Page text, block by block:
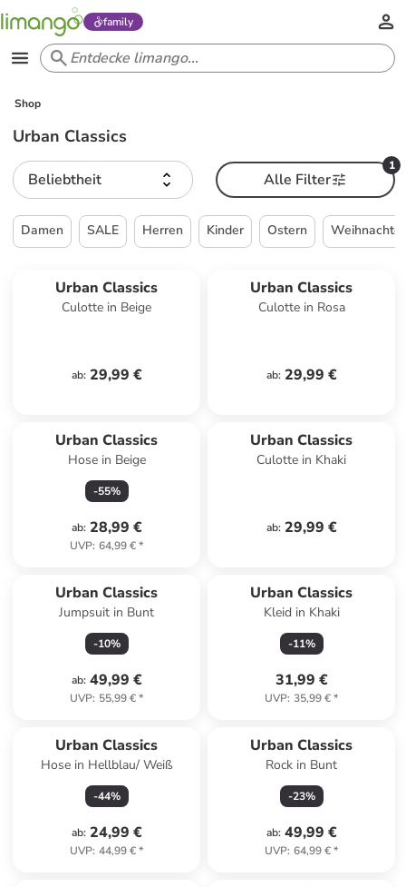
family
Shop
Urban Classics
Beliebtheit
1
Alle Filter
Damen SALE Herren Kinder Ostern
Urban Classics
Culotte in Beige
ab: 29,99 €
Urban Classics
Culotte in Rosa
ab: 29,99 €
Urban Classics
Hose in Beige
-55%
ab: 28,99 €
UVP: 64,99 €*
Urban Classics
Culotte in Khaki
ab: 29,99 €
Urban Classics
Jumpsuit in Bunt
-10%
ab: 49,99 €
UVP: 55,99 €*
Urban Classics
Kleid in Khaki
-11%
31,99 €
UVP: 35,99 €*
Urban Classics
Hose in Hellblau/ Weiß
-44%
ab: 24,99 €
UVP: 44,99 €*
Urban Classics
Rock in Bunt
-23%
ab: 49,99 €
UVP: 64,99 €*